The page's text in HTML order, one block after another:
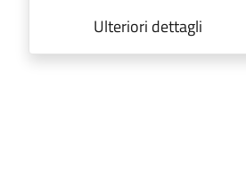
Ulteriori dettagli